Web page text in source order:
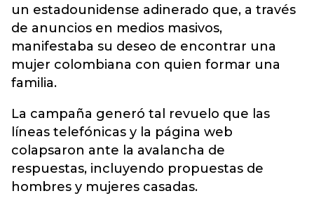
un estadounidense adinerado que, a través
de anuncios en medios masivos,
manifestaba su deseo de encontrar una
mujer colombiana con quien formar una
familia.
La campaña generó tal revuelo que las
líneas telefónicas y la página web
colapsaron ante la avalancha de
respuestas, incluyendo propuestas de
hombres y mujeres casadas.